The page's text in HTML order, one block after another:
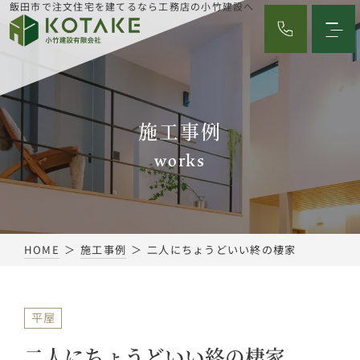
飯田市で注文住宅を建てるなら工務店の小竹建設へ
施工事例
works
HOME 施工事例 二人にちょうどいい終の棲家
平屋